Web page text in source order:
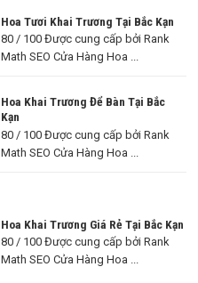
Hoa Tươi Khai Trương Tại Bắc Kạn
80 / 100 Được cung cấp bởi Rank
Math SEO Cửa Hàng Hoa ...
Hoa Khai Trương Để Bàn Tại Bắc
Kạn
80 / 100 Được cung cấp bởi Rank
Math SEO Cửa Hàng Hoa ...
Hoa Khai Trương Giá Rẻ Tại Bắc Kạn
80 / 100 Được cung cấp bởi Rank
Math SEO Cửa Hàng Hoa ...